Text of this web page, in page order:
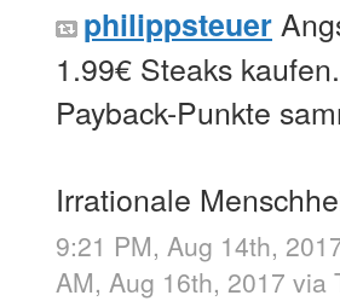
philippsteuer
1.99€ Steaks
Payback-Punkte
Irrationale
9:21 PM, Aug 14th,
AM, Aug 16th, 2017 via